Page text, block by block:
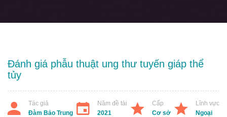
Đánh giá phẫu thuật ung thư tuyến giáp thể
tủy
Tác giả
Đàm Bảo Trung
Năm đề tài
2021
Cấp
Cơ sở
Lĩnh vực
Ngoại